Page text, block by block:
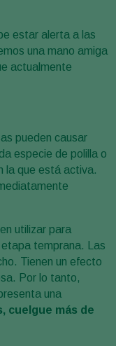
estar alerta a las
una mano amiga
actualmente
pueden causar
especie de polilla o
la que está activa.
utilizar para
temprana. Las
Tienen un efecto
Por lo tanto,
una
cuelgue más de